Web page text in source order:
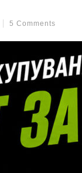
5 Comments